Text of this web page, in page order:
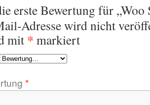
erste Bewertung für „Woo
Adresse wird nicht
mit * markiert
*